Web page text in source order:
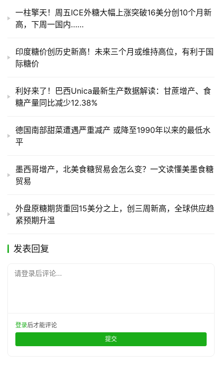
产
销
储
一柱擎天！周五ICE外糖大幅上涨突破16美分创10个月新
高，下周一国内……
印度糖价创历史新高！未来三个月或维持高位，有利于国
际糖价
利好来了！巴西Unica最新生产数据解读：甘蔗增产、食
糖产量同比减少12.38%
德国南部甜菜遭遇严重减产 或降至1990年以来的最低水
平
墨西哥增产，北美食糖贸易会怎么变？一文读懂美墨食糖
贸易
外盘原糖期货重回15美分之上，创三周新高，全球供应趋
紧预期升温
发表回复
请登录后评论...
登录后才能评论
提交